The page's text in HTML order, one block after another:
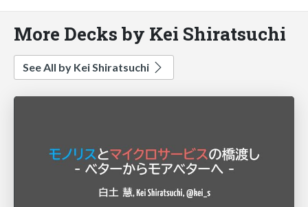
More Decks by Kei Shiratsuchi
See All by Kei Shiratsuchi